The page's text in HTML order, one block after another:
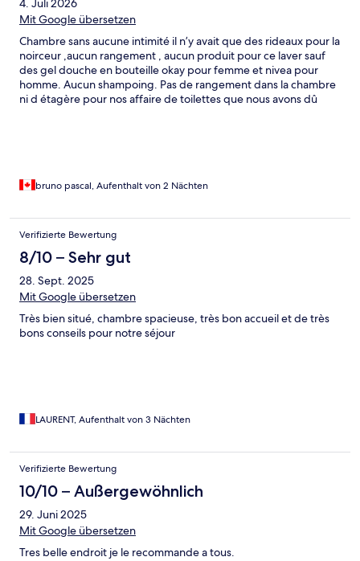
4. Juli 2026
Mit Google übersetzen
Chambre sans aucune intimité il n’y avait que des rideaux pour la
noirceur ,aucun rangement , aucun produit pour ce laver sauf
des gel douche en bouteille okay pour femme et nivea pour
homme. Aucun shampoing. Pas de rangement dans la chambre
ni d étagère pour nos affaire de toilettes que nous avons dû
bruno pascal, Aufenthalt von 2 Nächten
Verifizierte Bewertung
8/10 – Sehr gut
28. Sept. 2025
Mit Google übersetzen
Très bien situé, chambre spacieuse, très bon accueil et de très
bons conseils pour notre séjour
LAURENT, Aufenthalt von 3 Nächten
Verifizierte Bewertung
10/10 – Außergewöhnlich
29. Juni 2025
Mit Google übersetzen
Tres belle endroit je le recommande a tous.